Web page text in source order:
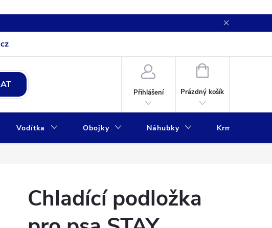
Přihlášení
NÁKUPNÍ
Prázdný košík
Vodítka Obojky Náhubky Krmivo
Chladící podložka